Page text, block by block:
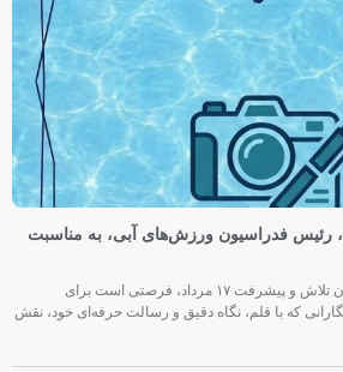
رئیس فدراسیون ورزش‌های آبی، به مناسبت
خبرنگاران؛ راویان آب، روایتگران تلاش و پیشرفت ۱۷ مرداد، فرصتی است برای
که با قلم، نگاه دقیق و رسالت حرفه‌ای خود، نقش